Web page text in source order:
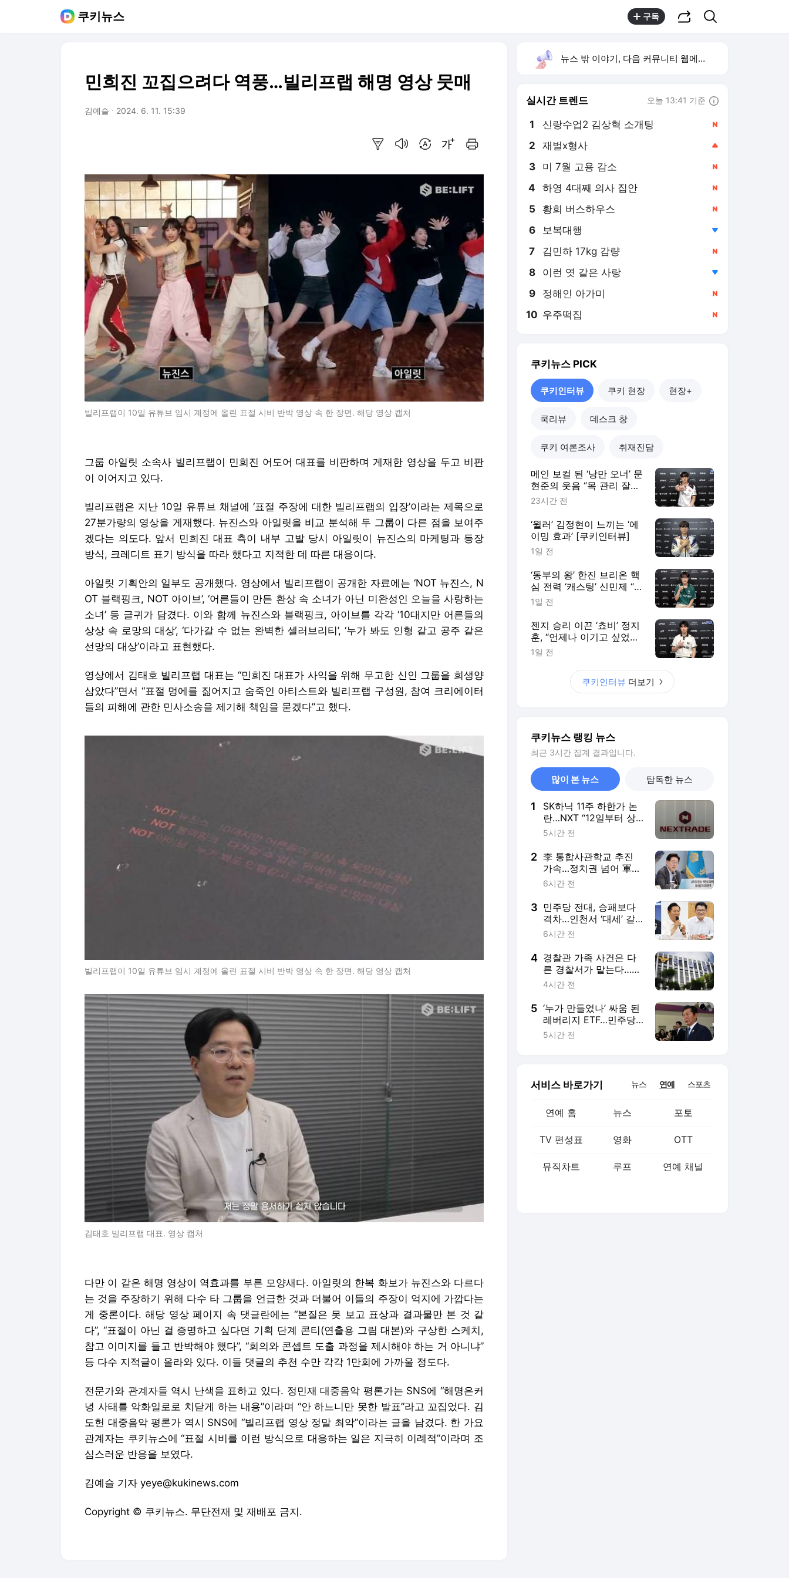
쿠키뉴스 구독
민희진 꼬집으려다 역풍…빌리프랩 해명 영상 뭇매
김예슬 2024. 6. 11. 15:39
빌리프랩이 10일 유튜브 임시 계정에 올린 표절 시비 반박 영상 속 한 장면. 해당 영상 캡처
그룹 아일릿 소속사 빌리프랩이 민희진 어도어 대표를 비판하며 게재한 영상을 두고 비판
이 이어지고 있다.
빌리프랩은 지난 10일 유튜브 채널에 ‘표절 주장에 대한 빌리프랩의 입장’이라는 제목으로
27분가량의 영상을 게재했다. 뉴진스와 아일릿을 비교 분석해 두 그룹이 다른 점을 보여주
겠다는 의도다. 앞서 민희진 대표 측이 내부 고발 당시 아일릿이 뉴진스의 마케팅과 등장
방식, 크레디트 표기 방식을 따라 했다고 지적한 데 따른 대응이다.
아일릿 기획안의 일부도 공개했다. 영상에서 빌리프랩이 공개한 자료에는 ‘NOT 뉴진스, N
OT 블랙핑크, NOT 아이브’, ‘어른들이 만든 환상 속 소녀가 아닌 미완성인 오늘을 사랑하는
소녀’ 등 글귀가 담겼다. 이와 함께 뉴진스와 블랙핑크, 아이브를 각각 ‘10대지만 어른들의
상상 속 로망의 대상’, ‘다가갈 수 없는 완벽한 셀러브리티’, ‘누가 봐도 인형 같고 공주 같은
선망의 대상’이라고 표현했다.
영상에서 김태호 빌리프랩 대표는 “민희진 대표가 사익을 위해 무고한 신인 그룹을 희생양
삼았다”면서 “표절 멍에를 짊어지고 숨죽인 아티스트와 빌리프랩 구성원, 참여 크리에이터
들의 피해에 관한 민사소송을 제기해 책임을 묻겠다”고 했다.
빌리프랩이 10일 유튜브 임시 계정에 올린 표절 시비 반박 영상 속 한 장면. 해당 영상 캡처
김태호 빌리프랩 대표. 영상 캡처
다만 이 같은 해명 영상이 역효과를 부른 모양새다. 아일릿의 한복 화보가 뉴진스와 다르다
는 것을 주장하기 위해 다수 타 그룹을 언급한 것과 더불어 이들의 주장이 억지에 가깝다는
게 중론이다. 해당 영상 페이지 속 댓글란에는 “본질은 못 보고 표상과 결과물만 본 것 같
다”, “표절이 아닌 걸 증명하고 싶다면 기획 단계 콘티(연출용 그림 대본)와 구상한 스케치,
참고 이미지를 들고 반박해야 했다”, “회의와 콘셉트 도출 과정을 제시해야 하는 거 아니냐”
등 다수 지적글이 올라와 있다. 이들 댓글의 추천 수만 각각 1만회에 가까울 정도다.
전문가와 관계자들 역시 난색을 표하고 있다. 정민재 대중음악 평론가는 SNS에 “해명은커
녕 사태를 악화일로로 치닫게 하는 내용”이라며 “안 하느니만 못한 발표”라고 꼬집었다. 김
도헌 대중음악 평론가 역시 SNS에 “빌리프랩 영상 정말 최악”이라는 글을 남겼다. 한 가요
관계자는 쿠키뉴스에 “표절 시비를 이런 방식으로 대응하는 일은 지극히 이례적”이라며 조
심스러운 반응을 보였다.
김예슬 기자 yeye@kukinews.com
Copyright © 쿠키뉴스. 무단전재 및 재배포 금지.
뉴스 밖 이야기, 다음 커뮤니티 웹에서 보기
실시간 트렌드 오늘 13:41 기준
1 신랑수업2 김상혁 소개팅
2 재벌x형사
3 미 7월 고용 감소
4 하영 4대째 의사 집안
5 황희 버스하우스
6 보복대행
7 김민하 17kg 감량
8 이런 엿 같은 사랑
9 정해인 아가미
10 우주떡집
쿠키뉴스 PICK
쿠키인터뷰 쿠키 현장 현장+
쿡리뷰 데스크 창
쿠키 여론조사 취재진담
메인 보컬 된 ‘낭만 오너’ 문
현준의 웃음 “목 관리 잘해
야죠” [쿠키인터뷰]
23시간 전
‘윌러’ 김정현이 느끼는 ‘에
이밍 효과’ [쿠키인터뷰]
1일 전
‘동부의 왕’ 한진 브리온 핵
심 전력 ‘캐스팅’ 신민제 “팬
들에게 좋은 경기력으로 보
1일 전
젠지 승리 이끈 ‘쵸비’ 정지
훈, “언제나 이기고 싶었다”
[쿠키인터뷰]
1일 전
쿠키인터뷰 더보기
쿠키뉴스 랭킹 뉴스
최근 3시간 집계 결과입니다.
많이 본 뉴스 탐독한 뉴스
1
SK하닉 11주 하한가 논
란…NXT “12일부터 상·
하한가 주문 금지”
5시간 전
2 李 통합사관학교 추진
가속…정치권 넘어 軍
원로까지 반발
6시간 전
3 민주당 전대, 승패보다
격차…인천서 ‘대세’ 갈
릴까
6시간 전
4 경찰관 가족 사건은 다
른 경찰서가 맡는다…9
월부터 상피제 시행
4시간 전
5 ‘누가 만들었나’ 싸움 된
레버리지 ETF…민주당
책임 공방
5시간 전
서비스 바로가기 뉴스 연예 스포츠
연예 홈 뉴스 포토
TV 편성표 영화 OTT
뮤직차트 루프 연예 채널